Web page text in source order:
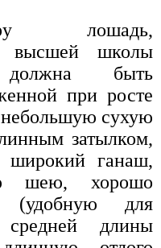
лошадь,
высшей школы
быть
при росте
сухую
затылком,
широкий ганаш,
шею, хорошо
(удобную для
средней длины